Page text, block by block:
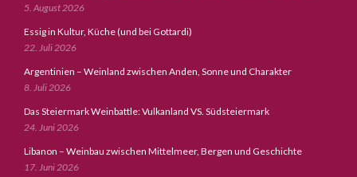
5. August 2026
Essig in Kultur, Küche (und bei Gottardi)
22. Juli 2026
Argentinien – Weinland zwischen Anden, Sonne und Charakter
8. Juli 2026
Das Steiermark Weinbattle: Vulkanland VS. Südsteiermark
24. Juni 2026
Libanon – Weinbau zwischen Mittelmeer, Bergen und Geschichte
17. Juni 2026